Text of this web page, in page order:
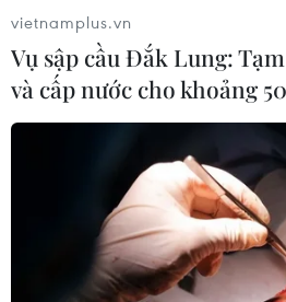
vietnamplus.vn
Vụ sập cầu Đắk Lung:
và cấp nước cho khoảng